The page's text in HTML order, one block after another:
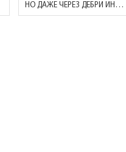
НО ДАЖЕ ЧЕРЕЗ ДЕБРИ ИНТЕРНЕТА..